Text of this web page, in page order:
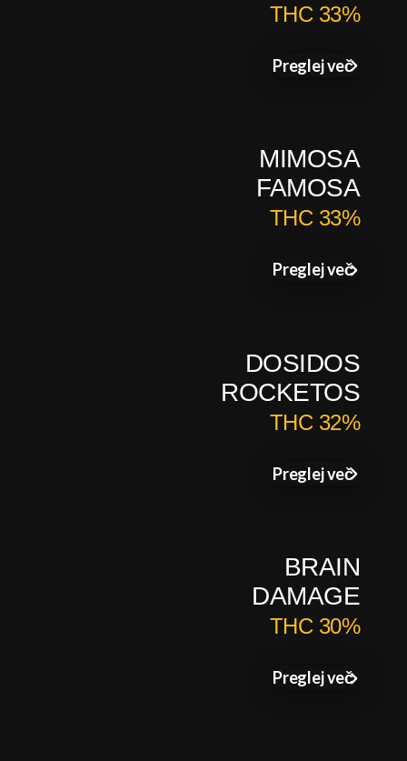
THC 33%
Preglej več
MIMOSA
FAMOSA
THC 33%
Preglej več
DOSIDOS
ROCKETOS
THC 32%
Preglej več
BRAIN
DAMAGE
THC 30%
Preglej več